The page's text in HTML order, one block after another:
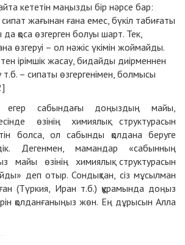
кететін маңызды бір нәрсе бар:
сипат жағынан ғана емес, бүкіл табиғаты
қоса өзгерген болуы шарт. Тек,
өзгеруі – ол нәжіс үкімін жоймайды.
ірімшік жасау, бидайды диірменнен
т.б. – сипаты өзгергенімен, болмысы
егер сабындағы доңыздың майы,
өзінің химиялық структурасын
болса, ол сабынды қолдана беруге
Дегенмен, мамандар «сабынның
майы өзінің химиялық структурасын
деп отыр. Сондықтан, сіз мұсылман
(Түркия, Иран т.б.) құрамында доңыз
қолданғаныңыз жөн. Ең дұрысын Алла